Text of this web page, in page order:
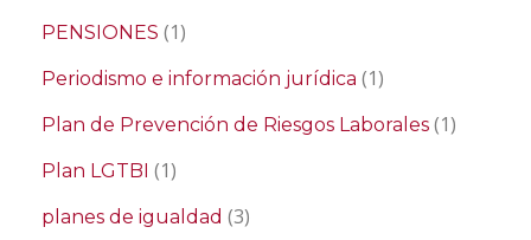
PENSIONES (1)
Periodismo e información jurídica (1)
Plan de Prevención de Riesgos Laborales (1)
Plan LGTBI (1)
planes de igualdad (3)